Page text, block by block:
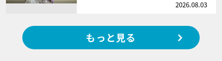
2026.08.03
もっと見る